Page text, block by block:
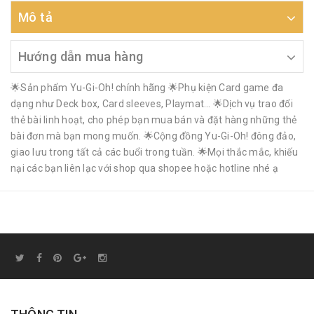
Mô tả
Hướng dẫn mua hàng
🌟Sản phẩm Yu-Gi-Oh! chính hãng 🌟Phụ kiện Card game đa
dạng như Deck box, Card sleeves, Playmat… 🌟Dịch vụ trao đổi
thẻ bài linh hoạt, cho phép bạn mua bán và đặt hàng những thẻ
bài đơn mà bạn mong muốn. 🌟Cộng đồng Yu-Gi-Oh! đông đảo,
giao lưu trong tất cả các buổi trong tuần. 🌟Mọi thắc mắc, khiếu
nại các bạn liên lạc với shop qua shopee hoặc hotline nhé ạ